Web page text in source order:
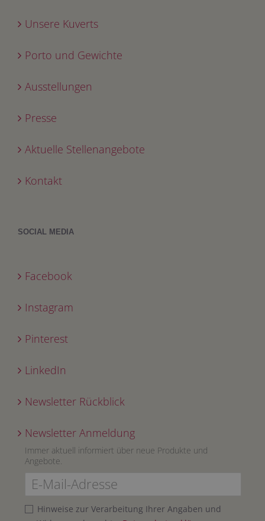
Unsere Kuverts
Porto und Gewichte
Ausstellungen
Presse
Aktuelle Stellenangebote
Kontakt
SOCIAL MEDIA
Facebook
Instagram
Pinterest
LinkedIn
Newsletter Rückblick
Newsletter Anmeldung
Immer aktuell informiert über neue Produkte und
Angebote.
Hinweise zur Verarbeitung Ihrer Angaben und